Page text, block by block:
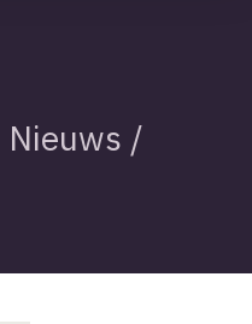
Nieuws /